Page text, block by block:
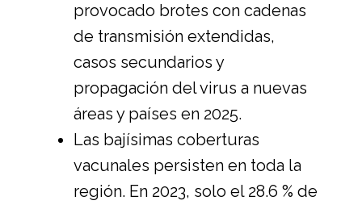
provocado brotes con cadenas
de transmisión extendidas,
casos secundarios y
propagación del virus a nuevas
áreas y países en 2025.
Las bajísimas coberturas
vacunales persisten en toda la
región. En 2023, solo el 28.6 % de